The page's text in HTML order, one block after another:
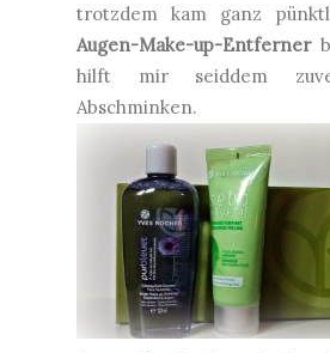
trotzdem kam ganz
Augen-Make-up-Entferner
hilft mir seiddem
Abschminken.